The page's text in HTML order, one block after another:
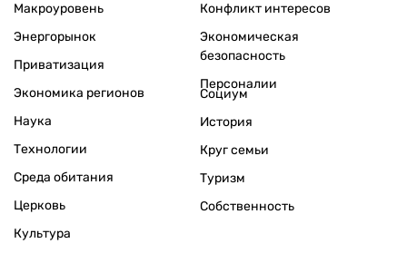
Макроуровень
Энергорынок
Приватизация
Экономика регионов
Конфликт интересов
Экономическая
безопасность
Персоналии
Наука
Технологии
Среда обитания
Церковь
Культура
Социум
История
Круг семьи
Туризм
Собственность